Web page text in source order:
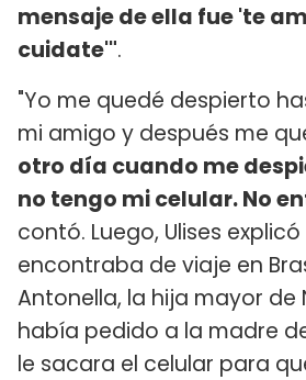
mensaje de ella fue 'te
cuidate'".
"Yo me quedé despierto
mi amigo y después me
otro día cuando me
no tengo mi celular. No
contó. Luego, Ulises
encontraba de viaje en
Antonella, la hija mayor de
había pedido a la madre
le sacara el celular para